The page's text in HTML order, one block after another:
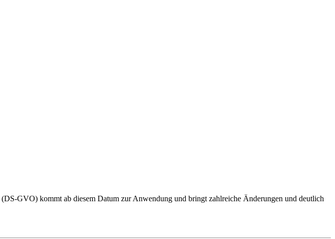
(DS-GVO) kommt ab diesem Datum zur Anwendung und bringt zahlreiche Änderungen und deutlich